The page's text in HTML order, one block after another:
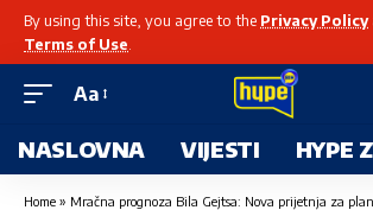
By using this site, you agree to the Privacy Policy
Terms of Use
Aa
NASLOVNA VIJESTI HYPE
Home » Mračna prognoza Bila Gejtsa: Nova prijetnja za planetu!